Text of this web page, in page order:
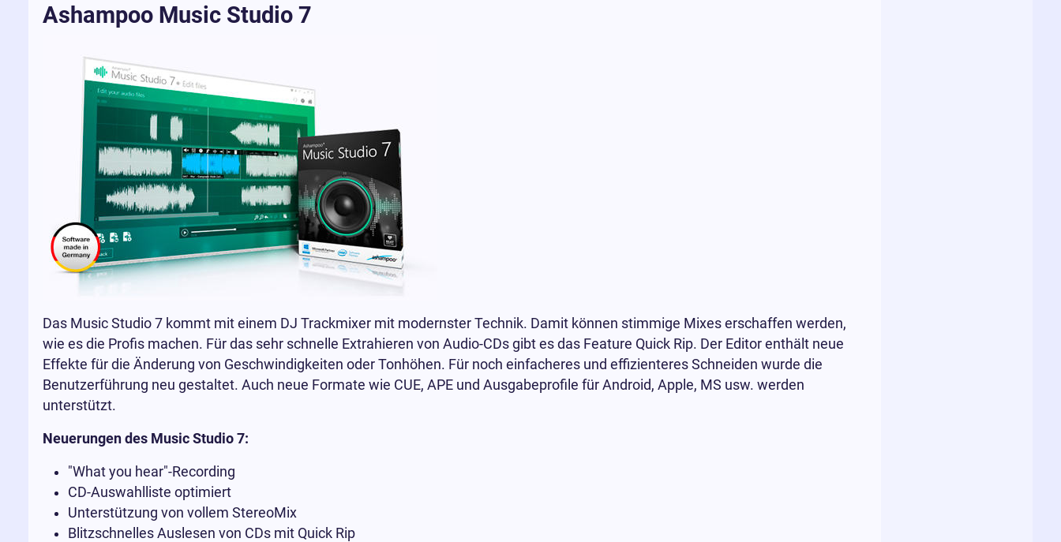
Ashampoo Music Studio 7
Das Music Studio 7 kommt mit einem DJ Trackmixer mit modernster Technik. Damit können stimmige Mixes erschaffen werden,
wie es die Profis machen. Für das sehr schnelle Extrahieren von Audio-CDs gibt es das Feature Quick Rip. Der Editor enthält neue
Effekte für die Änderung von Geschwindigkeiten oder Tonhöhen. Für noch einfacheres und effizienteres Schneiden wurde die
Benutzerführung neu gestaltet. Auch neue Formate wie CUE, APE und Ausgabeprofile für Android, Apple, MS usw. werden
unterstützt.
Neuerungen des Music Studio 7:
"What you hear"-Recording
CD-Auswahlliste optimiert
Unterstützung von vollem StereoMix
Blitzschnelles Auslesen von CDs mit Quick Rip